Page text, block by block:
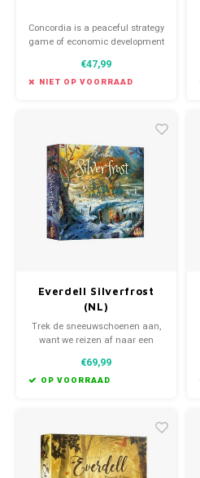
Concordia is a peaceful strategy
game of economic development
aged 13 and up.
€47,99
NIET OP VOORRAAD
Everdell Silverfrost
(NL)
Trek de sneeuwschoenen aan,
want we reizen af naar een
het populaire bordspel Everdell.
€69,99
OP VOORRAAD